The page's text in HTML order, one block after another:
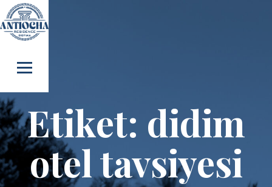
İçeriğe geç
Etiket: didim
otel tavsiyesi